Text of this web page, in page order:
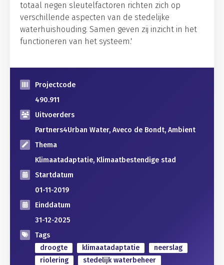
totaal negen sleutelfactoren richten zich op
verschillende aspecten van de stedelijke
waterhuishouding. Samen geven zij inzicht in het
functioneren van het systeem.'
Projectcode
490.911
Uitvoerders
Partners4Urban Water, Aveco de Bondt, Ambient
Thema
Klimaatadaptatie, Klimaatbestendige stad
Startdatum
01-11-2019
Einddatum
31-12-2025
Tags
droogte
klimaatadaptatie
neerslag
riolering
stedelijk waterbeheer